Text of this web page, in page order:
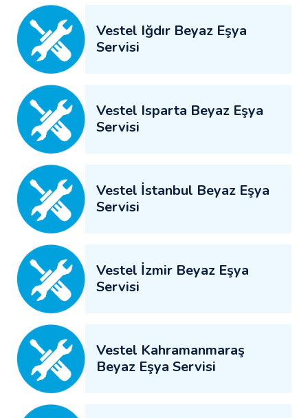
Vestel Iğdır Beyaz Eşya
Servisi
Vestel Isparta Beyaz Eşya
Servisi
Vestel İstanbul Beyaz Eşya
Servisi
Vestel İzmir Beyaz Eşya
Servisi
Vestel Kahramanmaraş
Beyaz Eşya Servisi